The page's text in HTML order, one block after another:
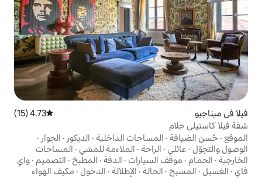
الداخلية ·الديكور · الجوار·
·الملاءمة للمشي·المساحات
·الدقة·المطبخ·التصميم·واي
·الإطلالة·الدخول·مكيف الهواء